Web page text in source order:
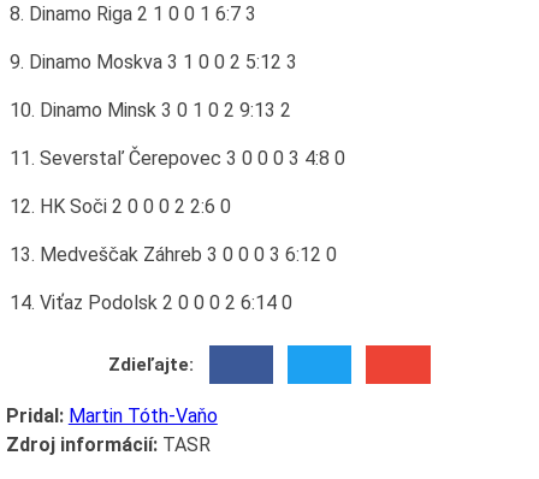
8. Dinamo Riga 2 1 0 0 1 6:7 3
9. Dinamo Moskva 3 1 0 0 2 5:12 3
10. Dinamo Minsk 3 0 1 0 2 9:13 2
11. Severstaľ Čerepovec 3 0 0 0 3 4:8 0
12. HK Soči 2 0 0 0 2 2:6 0
13. Medveščak Záhreb 3 0 0 0 3 6:12 0
14. Viťaz Podolsk 2 0 0 0 2 6:14 0
Zdieľajte:
Pridal: Martin Tóth-Vaňo
Zdroj informácií:TASR